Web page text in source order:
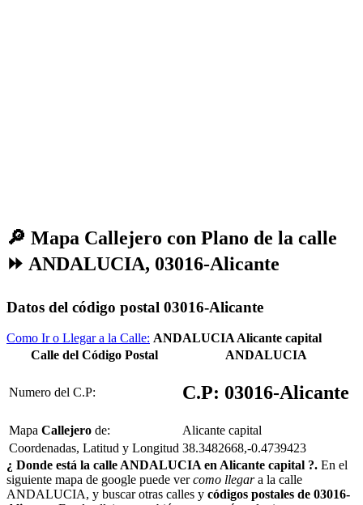
🔎 Mapa Callejero con Plano de la calle
⏩ ANDALUCIA, 03016-Alicante
Datos del código postal 03016-Alicante
Como Ir o Llegar a la Calle: ANDALUCIA Alicante capital
Calle del Código Postal
ANDALUCIA
Numero del C.P: C.P: 03016-Alicante
Mapa Callejero de:
Alicante capital
Coordenadas, Latitud y Longitud 38.3482668,-0.4739423
¿ Donde está la calle ANDALUCIA en Alicante capital ?. En el
siguiente mapa de google puede vercomo llegara la calle
ANDALUCIA, y buscar otras calles y códigos postales de 03016-